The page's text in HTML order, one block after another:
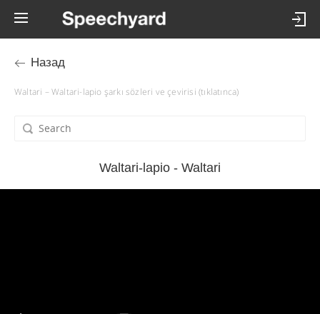
Назад
Waltari – Waltari-lapio şarkı sözleri ve çevirisi (tıklatınca)
Waltari-lapio - Waltari